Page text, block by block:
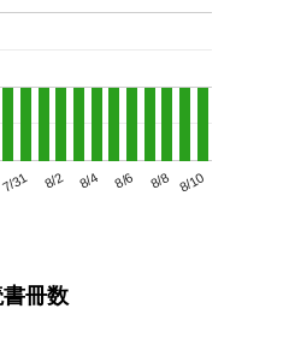
7/31 8/2 8/4 8/6 8/8 8/10
冊数